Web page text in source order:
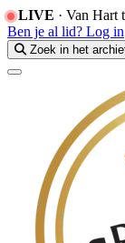
LIVE · Van Hart
Ben je al lid? Log in
Zoek in het